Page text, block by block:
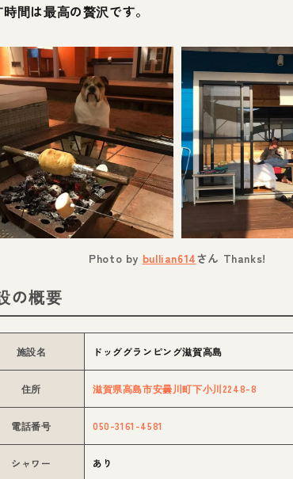
間は最高の贅沢です。
Photo by bullian614さん Thanks!
の概要
施設名 ドッググランピング滋賀高島
住所 滋賀県高島市安曇川町下小川2248-8
電話番号 050-3161-4581
シャワー あり